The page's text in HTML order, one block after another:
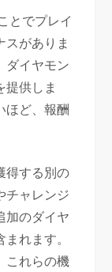
とでプレイ
スがありま
ダイヤモン
提供しま
ほど、報酬
得する別の
チャレンジ
加のダイヤ
れます。
これらの機